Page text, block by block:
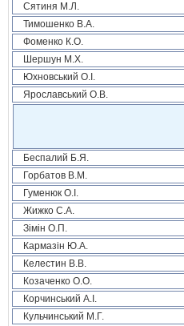
Сятиня М.Л.
Тимошенко В.А.
Фоменко К.О.
Шершун М.Х.
Юхновський О.І.
Ярославський О.В.
Беспалий Б.Я.
Горбатов В.М.
Гуменюк О.І.
Жижко С.А.
Зімін О.П.
Кармазін Ю.А.
Келестин В.В.
Козаченко О.О.
Корчинський А.І.
Кульчинський М.Г.